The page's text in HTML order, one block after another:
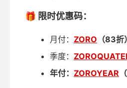
🎁 限时优惠码：
月付： ZORO （83折）
季度：
年付： ZOROYEAR （